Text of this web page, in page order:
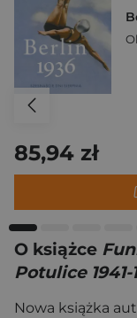
85,94 zł
O książce
Potulice
Nowa książka